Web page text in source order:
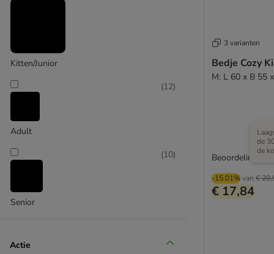
Modern Living
(2)
Kitten/Junior
Adult
(12)
Senior
(10)
Actie
3 varianten
Bedje Cozy
M: L 60 x B 55
-15.01%van €
de
de
€ 17,84
Beoordeling: 4.6/